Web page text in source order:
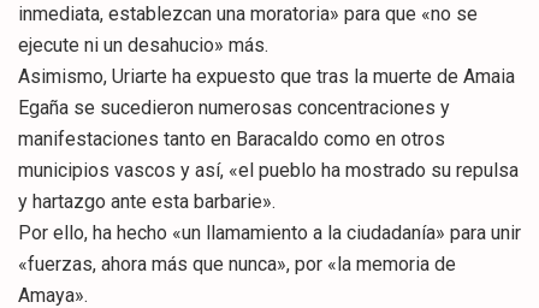
inmediata, establezcan una moratoria» para que «no se
ejecute ni un desahucio» más.
Asimismo, Uriarte ha expuesto que tras la muerte de Amaia
Egaña se sucedieron numerosas concentraciones y
manifestaciones tanto en Baracaldo como en otros
municipios vascos y así, «el pueblo ha mostrado su repulsa
y hartazgo ante esta barbarie».
Por ello, ha hecho «un llamamiento a la ciudadanía» para unir
«fuerzas, ahora más que nunca», por «la memoria de
Amaya».